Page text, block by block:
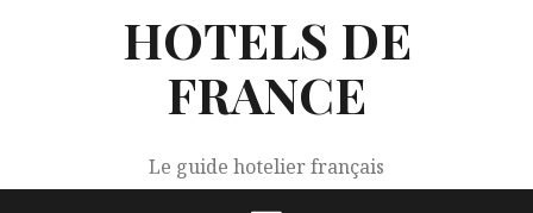
HOTELS DE
FRANCE
Le guide hotelier français